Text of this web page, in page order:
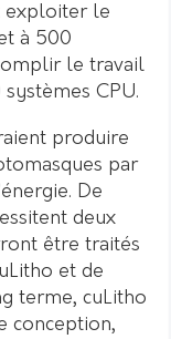
exploiter le
à 500
le travail
CPU.
produire
par
De
deux
être traités
et de
terme, cuLitho
conception,